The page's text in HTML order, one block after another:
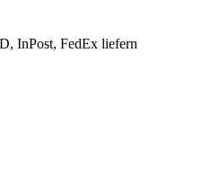
InPost, FedEx liefern